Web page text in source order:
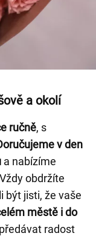
a okolí
ručně, s
v den
a nabízíme
obdržíte
být jisti, že vaše
městě i do
radost